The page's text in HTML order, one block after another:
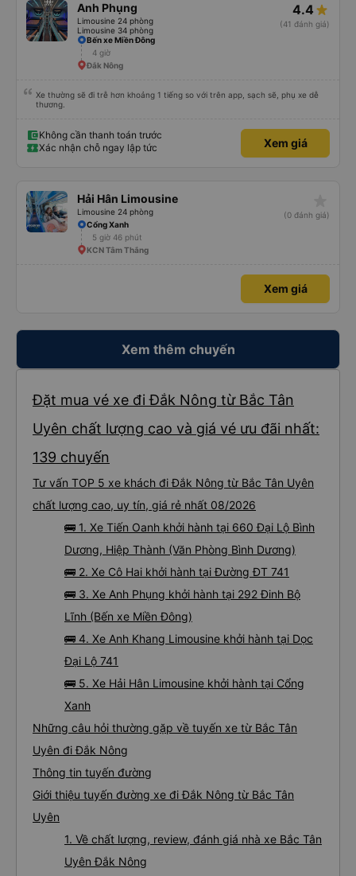
Anh Phụng
Limousine 24 phòng
Limousine 34 phòng
4.4
(41 đánh giá)
Bến xe Miền Đông
4 giờ
Đắk Nông
Xe thường sẽ đi trễ hơn khoảng 1 tiếng so với trên app, sạch sẽ, phụ xe dễ
thương.
Không cần thanh toán trước
Xác nhận chỗ ngay lập tức
Xem giá
Hải Hân Limousine
Limousine 24 phòng
(0 đánh giá)
Cổng Xanh
5 giờ 46 phút
KCN Tâm Thắng
Xem giá
Xem thêm chuyến
Đặt mua vé xe đi Đắk Nông từ Bắc Tân
Uyên chất lượng cao và giá vé ưu đãi nhất:
139 chuyến
Tư vấn TOP 5 xe khách đi Đắk Nông từ Bắc Tân Uyên
chất lượng cao, uy tín, giá rẻ nhất 08/2026
🚌 1. Xe Tiến Oanh khởi hành tại 660 Đại Lộ Bình
Dương, Hiệp Thành (Văn Phòng Bình Dương)
🚌 2. Xe Cô Hai khởi hành tại Đường ĐT 741
🚌 3. Xe Anh Phụng khởi hành tại 292 Đinh Bộ
Lĩnh (Bến xe Miền Đông)
🚌 4. Xe Anh Khang Limousine khởi hành tại Dọc
Đại Lộ 741
🚌 5. Xe Hải Hân Limousine khởi hành tại Cổng
Xanh
Những câu hỏi thường gặp về tuyến xe từ Bắc Tân
Uyên đi Đắk Nông
Thông tin tuyến đường
Giới thiệu tuyến đường xe đi Đắk Nông từ Bắc Tân
Uyên
1. Về chất lượng, review, đánh giá nhà xe Bắc Tân
Uyên Đắk Nông